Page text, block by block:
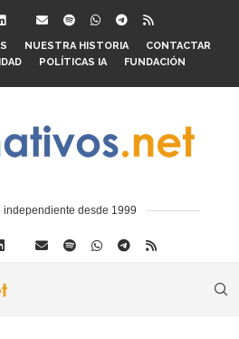
NUESTRA HISTORIA
CONTACTAR
POLÍTICAS IA FUNDACIÓN
independiente desde 1999